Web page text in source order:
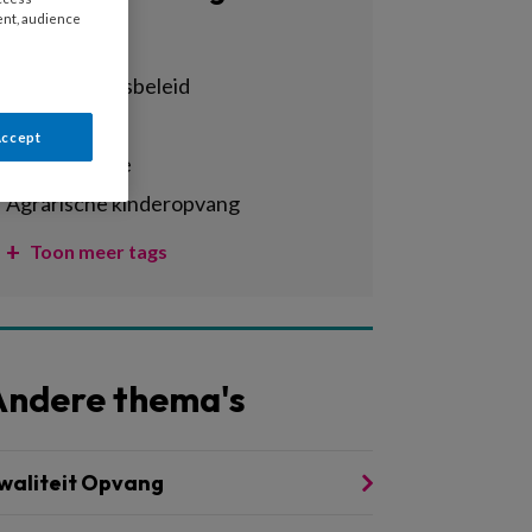
achterstandsbeleid
administratie
agrarische kinderopvang
Toon meer tags
thema's
Opvang
audience